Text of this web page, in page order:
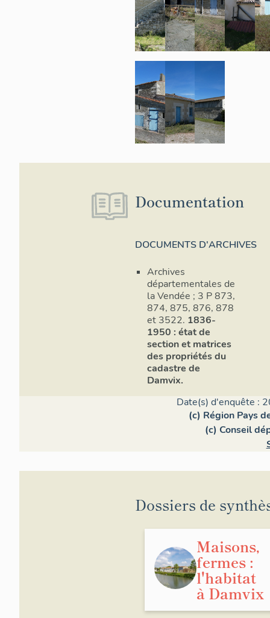
Documentation
DOCUMENTS D'ARCHIVES
Archives
départementales de
la Vendée ; 3 P 873,
874, 875, 876, 878
et 3522. 1836-
1950 : état de
section et matrices
des propriétés du
cadastre de
Damvix.
Date(s) d'enquête :
(c) Région Pays
(c) Conseil
Dossiers de
Maisons,
fermes :
l'habitat
à Damvix